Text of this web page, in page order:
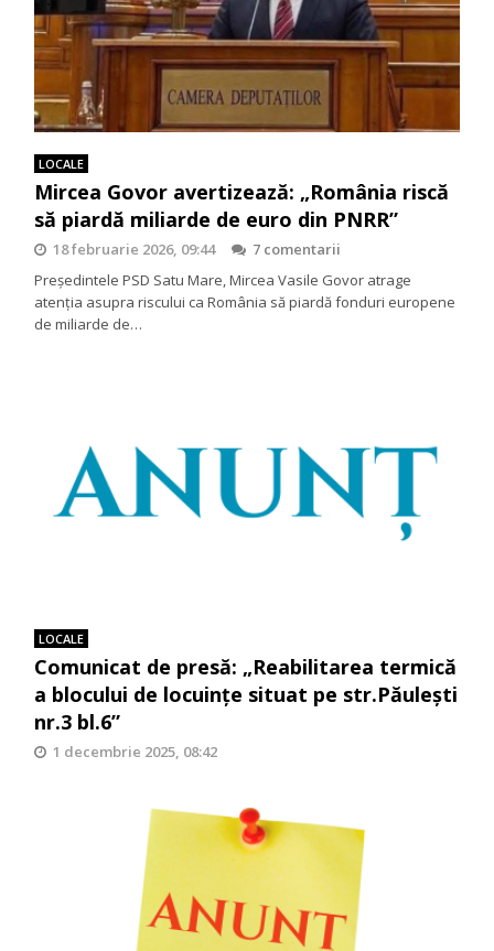
LOCALE
Mircea Govor avertizează: „România riscă
să piardă miliarde de euro din PNRR”
18 februarie 2026, 09:44
7 comentarii
Președintele PSD Satu Mare, Mircea Vasile Govor atrage
atenția asupra riscului ca România să piardă fonduri europene
de miliarde de…
LOCALE
Comunicat de presă: „Reabilitarea termică
a blocului de locuinţe situat pe str.Păuleşti
nr.3 bl.6”
1 decembrie 2025, 08:42